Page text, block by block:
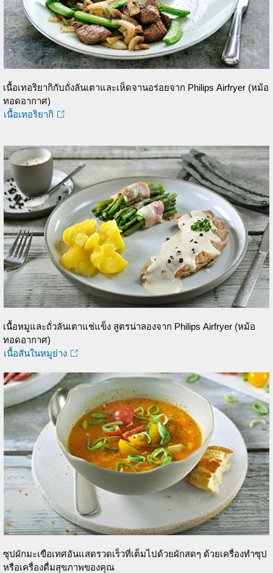
เนื้อเทอริยากิกับถั่งลันเตาและเห็ดจานอร่อยจาก Philips Airfryer (หม้อ
ทอดอากาศ)
เนื้อเทอริยากิ
เนื้อหมูและถั่วลันเตาแช่แข็ง สูตรน่าลองจาก Philips Airfryer (หม้อ
ทอดอากาศ)
เนื้อสันในหมูย่าง
ซุปผักมะเขือเทศอันแสดรวดเร็วที่เต็มไปด้วยผักสดๆ ด้วยเครื่องทำซุป
หรือเครื่องดื่มสุขภาพของคุณ